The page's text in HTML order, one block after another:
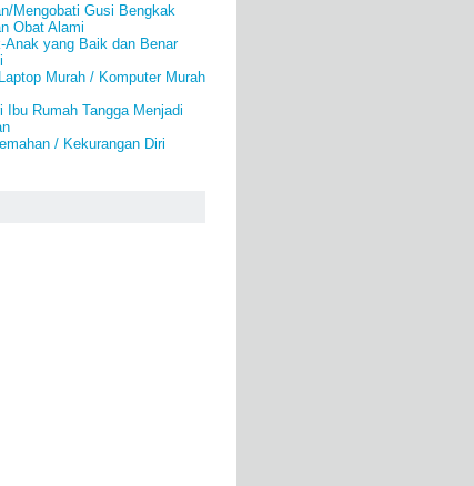
Mengobati Gusi Bengkak
Obat Alami
Anak yang Baik dan Benar
Murah / Komputer Murah
Ibu Rumah Tangga Menjadi
/ Kekurangan Diri